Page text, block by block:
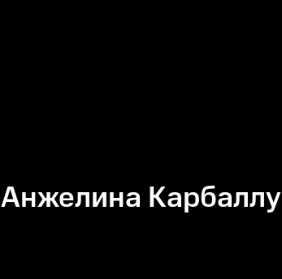
Анжелина Карбаллу